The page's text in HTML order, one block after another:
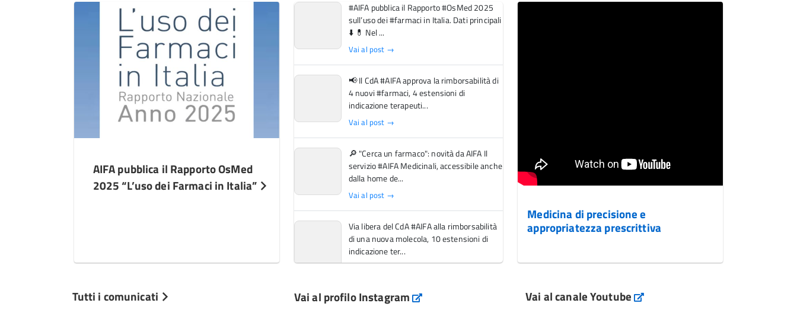
AIFA pubblica il Rapporto OsMed
2025 “L’uso dei Farmaci in Italia”
Tutti i comunicati
#AIFA pubblica il Rapporto #OsMed 2025
sull’uso dei #farmaci in Italia. Dati principali
⬇️ 💊 Nel ...
Vai al post →
📢 Il CdA #AIFA approva la rimborsabilità di
4 nuovi #farmaci, 4 estensioni di
indicazione terapeuti...
Vai al post →
🔎 "Cerca un farmaco": novità da AIFA Il
servizio #AIFA Medicinali, accessibile anche
dalla home de...
Vai al post →
Via libera del CdA #AIFA alla rimborsabilità
di una nuova molecola, 10 estensioni di
indicazione ter...
L'Italia si conferma tra i primi Paesi europei
Vai al profilo Instagram Instagram
Medicina di precisione e
appropriatezza prescrittiva
Vai al canale Youtube